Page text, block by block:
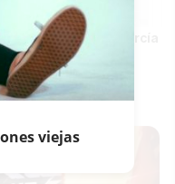
2 / AUTOR:Manu García
viejas